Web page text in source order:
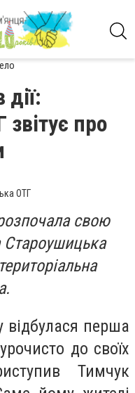
про
ОТГ
свою
Староушицька
відбулася перша
до своїх
Тимчук